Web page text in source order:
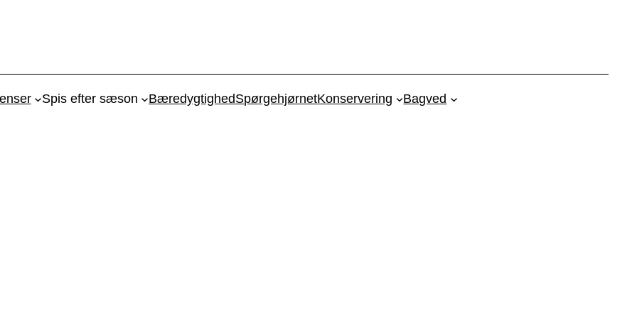
Spis efter sæson BæredygtighedSpørgehjørnetKonservering Bagved